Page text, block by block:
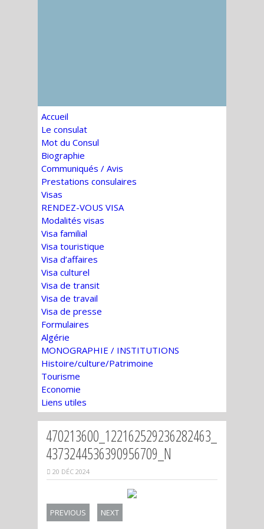
Accueil
Le consulat
Mot du Consul
Biographie
Communiqués / Avis
Prestations consulaires
Visas
RENDEZ-VOUS VISA
Modalités visas
Visa familial
Visa touristique
Visa d’affaires
Visa culturel
Visa de transit
Visa de travail
Visa de presse
Formulaires
Algérie
MONOGRAPHIE / INSTITUTIONS
Histoire/culture/Patrimoine
Tourisme
Economie
Liens utiles
470213600_122162529236282463_
4373244536390956709_N
20 DÉC 2024
PREVIOUS NEXT